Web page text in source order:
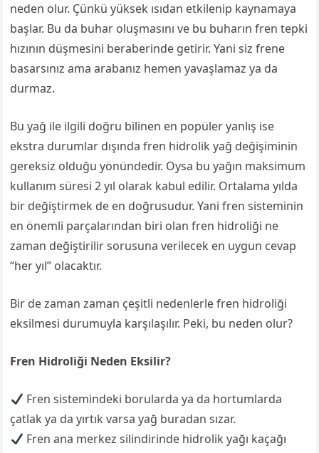
neden olur. Çünkü yüksek ısıdan etkilenip kaynamaya
başlar. Bu da buhar oluşmasını ve bu buharın fren tepki
hızının düşmesini beraberinde getirir. Yani siz frene
basarsınız ama arabanız hemen yavaşlamaz ya da
durmaz.
Bu yağ ile ilgili doğru bilinen en popüler yanlış ise
ekstra durumlar dışında fren hidrolik yağ değişiminin
gereksiz olduğu yönündedir. Oysa bu yağın maksimum
kullanım süresi 2 yıl olarak kabul edilir. Ortalama yılda
bir değiştirmek de en doğrusudur. Yani fren sisteminin
en önemli parçalarından biri olan fren hidroliği ne
zaman değiştirilir sorusuna verilecek en uygun cevap
“her yıl” olacaktır.
Bir de zaman zaman çeşitli nedenlerle fren hidroliği
eksilmesi durumuyla karşılaşılır. Peki, bu neden olur?
Fren Hidroliği Neden Eksilir?
Fren sistemindeki borularda ya da hortumlarda
çatlak ya da yırtık varsa yağ buradan sızar.
Fren ana merkez silindirinde hidrolik yağı kaçağı